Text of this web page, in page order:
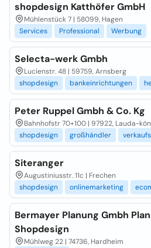
shopdesign Katthöfer GmbH
Mühlenstück 7 | 58099, Hagen
Services
Professional Werbung
Selecta-werk Gmbh
Lucienstr. 48 | 59759, Arnsberg
shopdesign
bankeinrichtungen
Peter Ruppel Gmbh & Co. Kg
Bahnhofstr 70+100 | 97922, Lauda-
shopdesign
großhändler
Siteranger
Augustiniusstr. 11c | Frechen
shopdesign
onlinemarketing
Bermayer Planung Gmbh
Shopdesign
Mühlweg 22 | 74736, Hardheim